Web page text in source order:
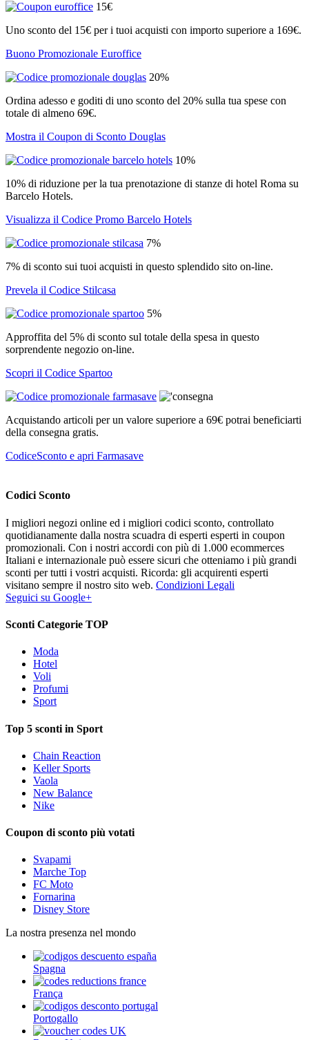
15€
Uno sconto del 15€ per i tuoi acquisti con importo superiore a 169€.
Buono Promozionale Euroffice
20%
Ordina adesso e goditi di uno sconto del 20% sulla tua spese con
totale di almeno 69€.
Mostra il Coupon di Sconto Douglas
10%
10% di riduzione per la tua prenotazione di stanze di hotel Roma su
Barcelo Hotels.
Visualizza il Codice Promo Barcelo Hotels
7%
7% di sconto sui tuoi acquisti in questo splendido sito on-line.
Prevela il Codice Stilcasa
5%
Approffita del 5% di sconto sul totale della spesa in questo
sorprendente negozio on-line.
Scopri il Codice Spartoo
Acquistando articoli per un valore superiore a 69€ potrai beneficiarti
della consegna gratis.
CodiceSconto e apri Farmasave
Codici Sconto
I migliori negozi online ed i migliori codici sconto, controllato
quotidianamente dalla nostra scuadra di esperti esperti in coupon
promozionali. Con i nostri accordi con più di 1.000 ecommerces
Italiani e internazionale può essere sicuri che otteniamo i più grandi
sconti per tutti i vostri acquisti. Ricorda: gli acquirenti esperti
visitano sempre il nostro sito web. Condizioni Legali
Seguici su Google+
Sconti Categorie TOP
Moda
Hotel
Voli
Profumi
Sport
Top 5 sconti in Sport
Chain Reaction
Keller Sports
Vaola
New Balance
Nike
Coupon di sconto più votati
Svapami
Marche Top
FC Moto
Fornarina
Disney Store
La nostra presenza nel mondo
Spagna
França
Portogallo